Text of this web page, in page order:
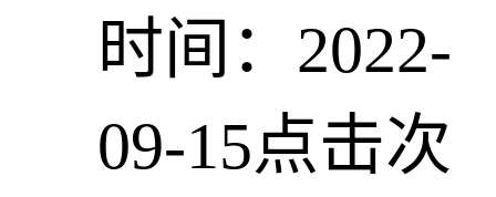
时间：2022-
09-15点击次